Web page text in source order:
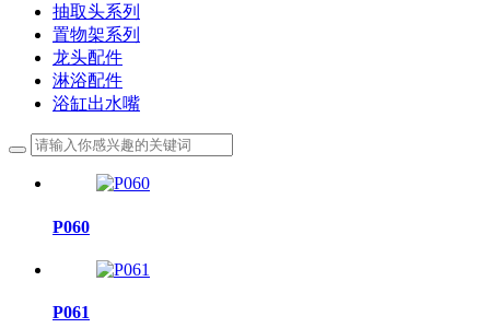
抽取头系列
置物架系列
龙头配件
淋浴配件
浴缸出水嘴
P060
P061